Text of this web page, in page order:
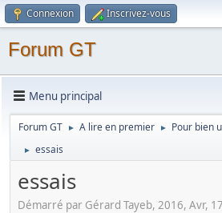
Connexion Inscrivez-vous
Forum GT
Menu principal
Forum GT ► A lire en premier ► Pour bien
► essais
essais
Démarré par Gérard Tayeb, 2016, Avr,